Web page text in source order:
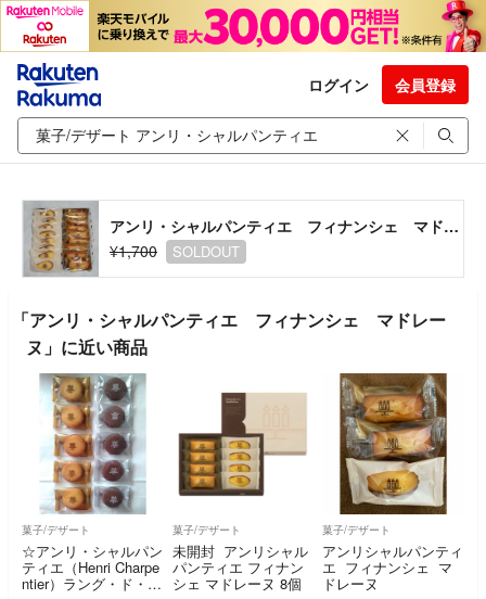
ログイン 会員登録
アンリ・シャルパンティエ フィナンシェ マドレーヌ
¥1,700
SOLDOUT
「アンリ・シャルパンティエ フィナンシェ マドレー
ヌ」に近い商品
菓子/デザート
☆アンリ・シャルパン
ティエ（Henri Charpe
ntier）ラング・ド・シ
菓子/デザート
未開封 アンリシャル
パンティエ フィナン
シェ マドレーヌ 8個
菓子/デザート
アンリシャルパンティ
エ フィナンシェ マ
ドレーヌ